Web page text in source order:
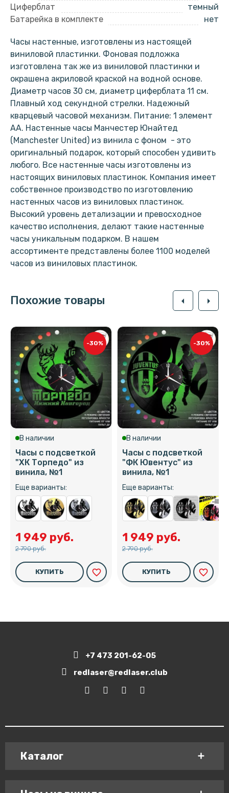
Циферблат
темный
Батарейка в комплекте
нет
Часы настенные, изготовлены из настоящей
виниловой пластинки. Фоновая подложка
изготовлена так же из виниловой пластинки и
окрашена акриловой краской на водной основе.
Диаметр часов 30 см, диаметр циферблата 11 см.
Плавный ход секундной стрелки. Надежный
кварцевый часовой механизм. Питание: 1 элемент
АА. Настенные часы Манчестер Юнайтед
(Manchester United) из винила с фоном - это
оригинальный подарок, который способен удивить
любого. Все настенные часы изготовлены из
настоящих виниловых пластинок. Компания имеет
собственное производство по изготовлению
настенных часов из виниловых пластинок.
Высокий уровень детализации и превосходное
качество исполнения, делают такие настенные
часы уникальным подарком. В нашем
ассортименте представлены более 1100 моделей
часов из виниловых пластинок.
Похожие товары arrow_left arrow_right
-30%
В наличии
Часы с подсветкой
"ХК Торпедо" из
винила, №1
Еще варианты:
1 949 руб.
2 790 руб.
КУПИТЬ favorite_border
-30%
В наличии
Часы с подсветкой
"ФК Ювентус" из
винила, №1
Еще варианты:
1 949 руб.
2 790 руб.
КУПИТЬ favorite_border
+7 473 201-62-05
redlaser@redlaser.club
Каталог